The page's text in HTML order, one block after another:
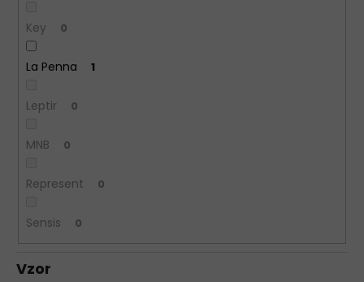
Key 0
La Penna 1
Leptir 0
MNB 0
Represent 0
Sensis 0
Vzor